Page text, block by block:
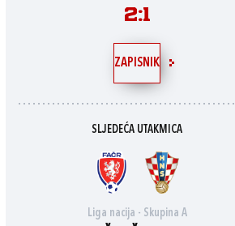
2:1
ZAPISNIK
SLJEDEĆA UTAKMICA
Liga nacija - Skupina A